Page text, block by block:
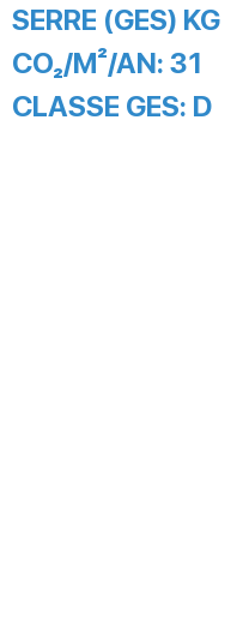
SERRE (GES) KG
CO₂/M²/AN: 31
CLASSE GES: D